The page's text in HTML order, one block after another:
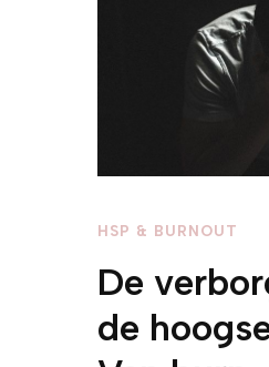
HSP & BURNOUT
De
de